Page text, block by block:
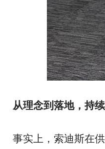
从理念到落地，持
事实上，索迪斯在